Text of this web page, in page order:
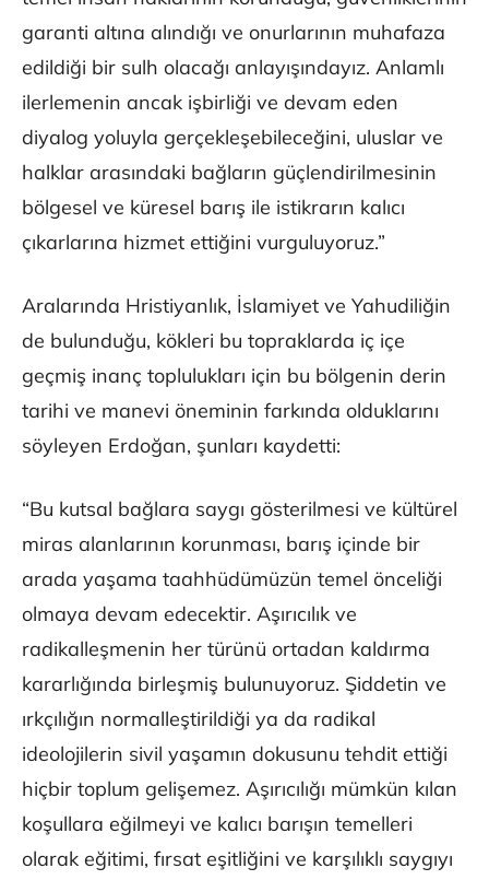
garanti altına alındığı ve onurlarının muhafaza
edildiği bir sulh olacağı anlayışındayız. Anlamlı
ilerlemenin ancak işbirliği ve devam eden
diyalog yoluyla gerçekleşebileceğini, uluslar ve
halklar arasındaki bağların güçlendirilmesinin
bölgesel ve küresel barış ile istikrarın kalıcı
çıkarlarına hizmet ettiğini vurguluyoruz.”
Aralarında Hristiyanlık, İslamiyet ve Yahudiliğin
de bulunduğu, kökleri bu topraklarda iç içe
geçmiş inanç toplulukları için bu bölgenin derin
tarihi ve manevi öneminin farkında olduklarını
söyleyen Erdoğan, şunları kaydetti:
“Bu kutsal bağlara saygı gösterilmesi ve kültürel
miras alanlarının korunması, barış içinde bir
arada yaşama taahhüdümüzün temel önceliği
olmaya devam edecektir. Aşırıcılık ve
radikalleşmenin her türünü ortadan kaldırma
kararlığında birleşmiş bulunuyoruz. Şiddetin ve
ırkçılığın normalleştirildiği ya da radikal
ideolojilerin sivil yaşamın dokusunu tehdit ettiği
hiçbir toplum gelişemez. Aşırıcılığı mümkün kılan
koşullara eğilmeyi ve kalıcı barışın temelleri
olarak eğitimi, fırsat eşitliğini ve karşılıklı saygıyı